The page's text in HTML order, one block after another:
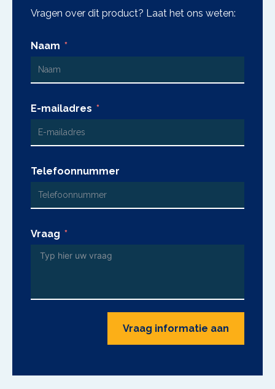
Vragen over dit product? Laat het ons weten:
Naam
E-mailadres
Telefoonnummer
Vraag
Vraag informatie aan